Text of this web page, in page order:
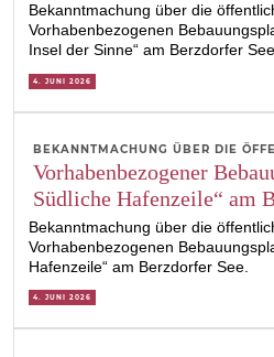
Bekanntmachung über die
Vorhabenbezogenen
Insel der Sinne“ am Berzdorfer See
4. JUNI 2026
BEKANNTMACHUNG ÜBER DIE
Vorhabenbezogener
Südliche Hafenzeile“ am
Bekanntmachung über die
Vorhabenbezogenen
Hafenzeile“ am Berzdorfer See.
4. JUNI 2026